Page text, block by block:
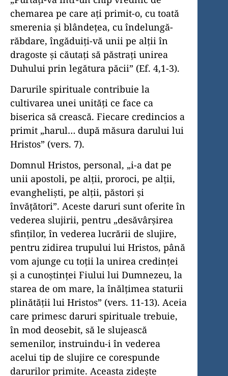
chemarea pe care aţi primit-o, cu toată
smerenia şi blândeţea, cu îndelungă-
răbdare, îngăduiţi-vă unii pe alţii în
dragoste şi căutaţi să păstraţi unirea
Duhului prin legătura păcii” (Ef. 4,1-3).
Darurile spirituale contribuie la
cultivarea unei unităţi ce face ca
biserica să crească. Fiecare credincios a
primit „harul… după măsura darului lui
Hristos” (vers. 7).
Domnul Hristos, personal, „i-a dat pe
unii apostoli, pe alţii, proroci, pe alţii,
evanghelişti, pe alţii, păstori şi
învăţători”. Aceste daruri sunt oferite în
vederea slujirii, pentru „desăvârşirea
sfinţilor, în vederea lucrării de slujire,
pentru zidirea trupului lui Hristos, până
vom ajunge cu toţii la unirea credinţei
şi a cunoştinţei Fiului lui Dumnezeu, la
starea de om mare, la înălţimea staturii
plinătăţii lui Hristos” (vers. 11-13). Aceia
care primesc daruri spirituale trebuie,
în mod deosebit, să le slujească
semenilor, instruindu-i în vederea
acelui tip de slujire ce corespunde
darurilor primite. Aceasta zideşte